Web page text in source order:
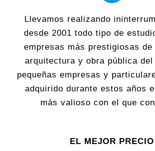
Llevamos realizando
desde 2001 todo tipo de
empresas más prestigiosas
arquitectura y obra pública
pequeñas empresas y
adquirido durante estos años
más valioso con el que
EL MEJOR PRECIO